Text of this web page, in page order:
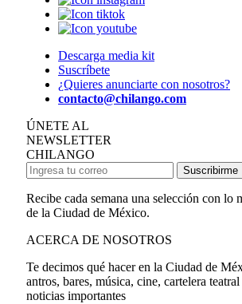
Descarga media kit
Suscríbete
¿Quieres anunciarte con nosotros?
contacto@chilango.com
ÚNETE AL
NEWSLETTER
CHILANGO
Suscribirme
Recibe cada semana una selección con lo
de la Ciudad de México.
ACERCA DE NOSOTROS
Te decimos qué hacer en la Ciudad de
antros, bares, música, cine, cartelera
noticias importantes